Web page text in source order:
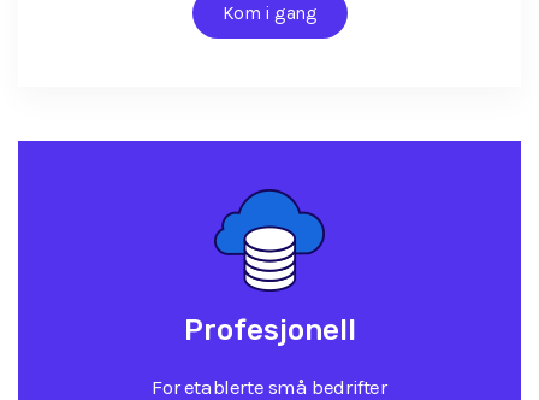
Kom i gang
Profesjonell
For etablerte små bedrifter